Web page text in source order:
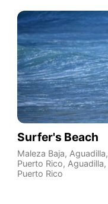
Surfer's Beach
Maleza Baja, Aguadilla,
Puerto Rico, Aguadilla,
Puerto Rico